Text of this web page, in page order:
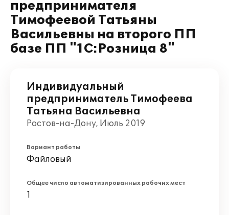
предпринимателя
Тимофеевой Татьяны
Васильевны на второго ПП
базе ПП "1С:Розница 8"
Индивидуальный
предприниматель Тимофеева
Татьяна Васильевна
Ростов-на-Дону, Июль 2019
Вариант работы
Файловый
Общее число автоматизированных рабочих мест
1